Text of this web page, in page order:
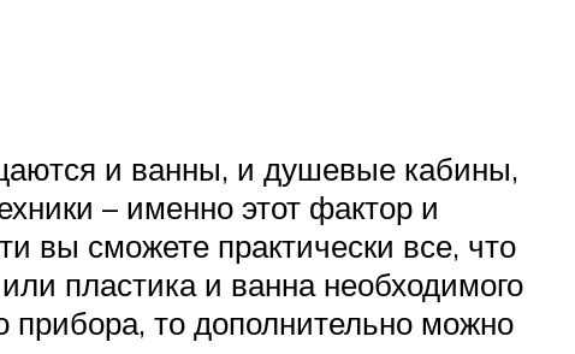
и ванны, и душевые кабины,
– именно этот фактор и
вы сможете практически все, что
пластика и ванна необходимого
прибора, то дополнительно можно